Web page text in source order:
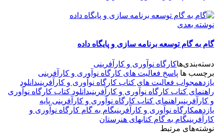
نوشته بعدی
گام به گام توسعه برنامه سازی و پایگاه داده
دسته‌بندی‌هاکارگاه نوآوری و کارآفرینی
برچسب ها پاسخ فعالیت های کارگاه نوآوری و کارآفرینی
یازدهمجواب فعالیت های کتاب کارگاه نوآوری و کارآفرینیدانلود
راهنمای کتاب کارگاه نوآوری و کارآفرینیدانلود کتاب کارگاه نوآوری
و کارآفرینیراهنمای کتاب کارگاه نوآوری و کارآفرینی پایه
یازدهمکارگاه نوآوری و کارآفرینیگام به گام کارگاه نوآوری و
کارآفرینیگام به گام کتابهای هنرستان
نوشته‌های مرتبط